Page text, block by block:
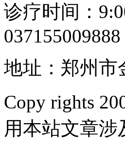
诊疗时间：
037155009888
地址：郑州市
Copy rights
用本站文章